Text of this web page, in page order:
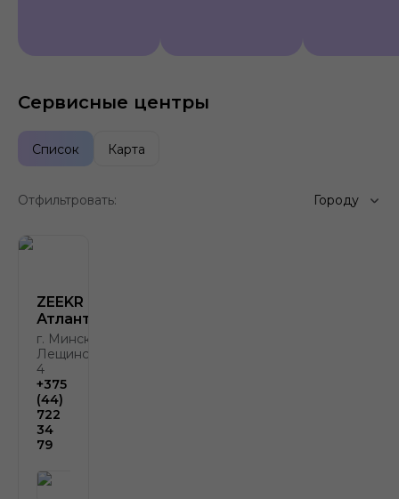
Сервисные центры
Список Карта
Отфильтровать: Городу
ZEEKR
Атлант-М
г. Минск, ул.
Лещинского,
4
+375
(44)
722
34
79